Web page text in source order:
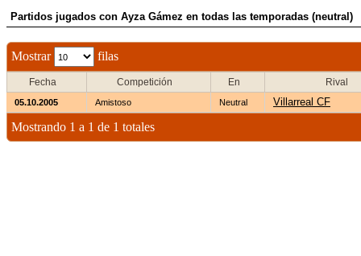
Partidos jugados con Ayza Gámez en todas las temporadas (neutral)
Mostrar filas
Fecha Competición En Rival
05.10.2005 Amistoso Neutral Villarreal CF
Mostrando 1 a 1 de 1 totales